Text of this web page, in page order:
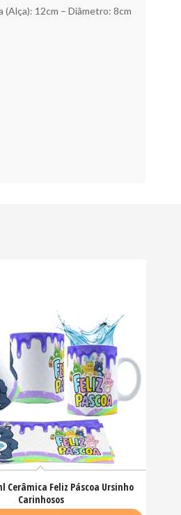
(Alça): 12cm – Diâmetro: 8cm
Cerâmica Feliz Páscoa Ursinho
Carinhosos